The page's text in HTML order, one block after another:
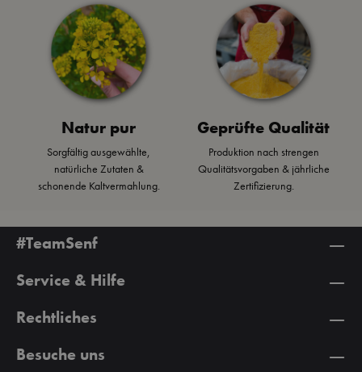
Natur pur
Sorgfältig ausgewählte,
natürliche Zutaten &
schonende Kaltvermahlung.
Geprüfte Qualität
Produktion nach strengen
Qualitätsvorgaben & jährliche
Zertifizierung.
#TeamSenf
Service & Hilfe
Rechtliches
Besuche uns